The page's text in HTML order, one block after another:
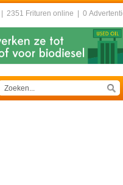
2351 Frituren online 0